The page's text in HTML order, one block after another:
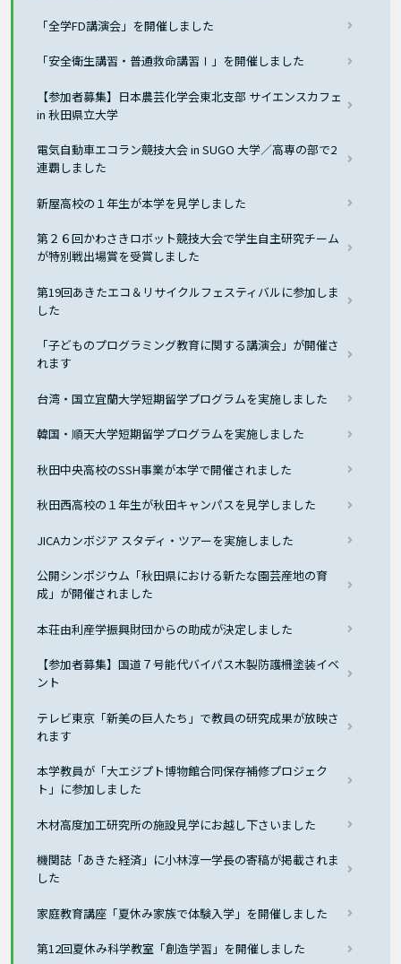
「全学FD講演会」を開催しました
「安全衛生講習・普通救命講習Ⅰ」を開催しました
【参加者募集】日本農芸化学会東北支部 サイエンスカフェ
in 秋田県立大学
電気自動車エコラン競技大会 in SUGO 大学／高専の部で2
連覇しました
新屋高校の１年生が本学を見学しました
第２６回かわさきロボット競技大会で学生自主研究チーム
が特別戦出場賞を受賞しました
第19回あきたエコ＆リサイクルフェスティバルに参加しま
した
「子どものプログラミング教育に関する講演会」が開催さ
れます
台湾・国立宜蘭大学短期留学プログラムを実施しました
韓国・順天大学短期留学プログラムを実施しました
秋田中央高校のSSH事業が本学で開催されました
秋田西高校の１年生が秋田キャンパスを見学しました
JICAカンボジア スタディ・ツアーを実施しました
公開シンポジウム「秋田県における新たな園芸産地の育
成」が開催されました
本荘由利産学振興財団からの助成が決定しました
【参加者募集】国道７号能代バイパス木製防護柵塗装イベ
ント
テレビ東京「新美の巨人たち」で教員の研究成果が放映さ
れます
本学教員が「大エジプト博物館合同保存補修プロジェク
ト」に参加しました
木材高度加工研究所の施設見学にお越し下さいました
機関誌「あきた経済」に小林淳一学長の寄稿が掲載されま
した
家庭教育講座「夏休み家族で体験入学」を開催しました
第12回夏休み科学教室「創造学習」を開催しました